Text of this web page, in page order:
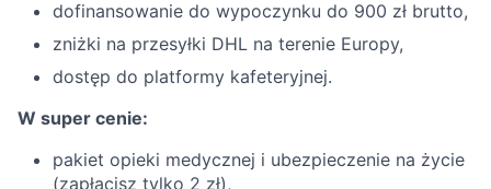
dofinansowanie do wypoczynku do 900 zł brutto,
zniżki na przesyłki DHL na terenie Europy,
dostęp do platformy kafeteryjnej.
W super cenie:
pakiet opieki medycznej i ubezpieczenie na życie
(zapłacisz tylko 2 zł),